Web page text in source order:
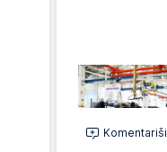
Komentariši